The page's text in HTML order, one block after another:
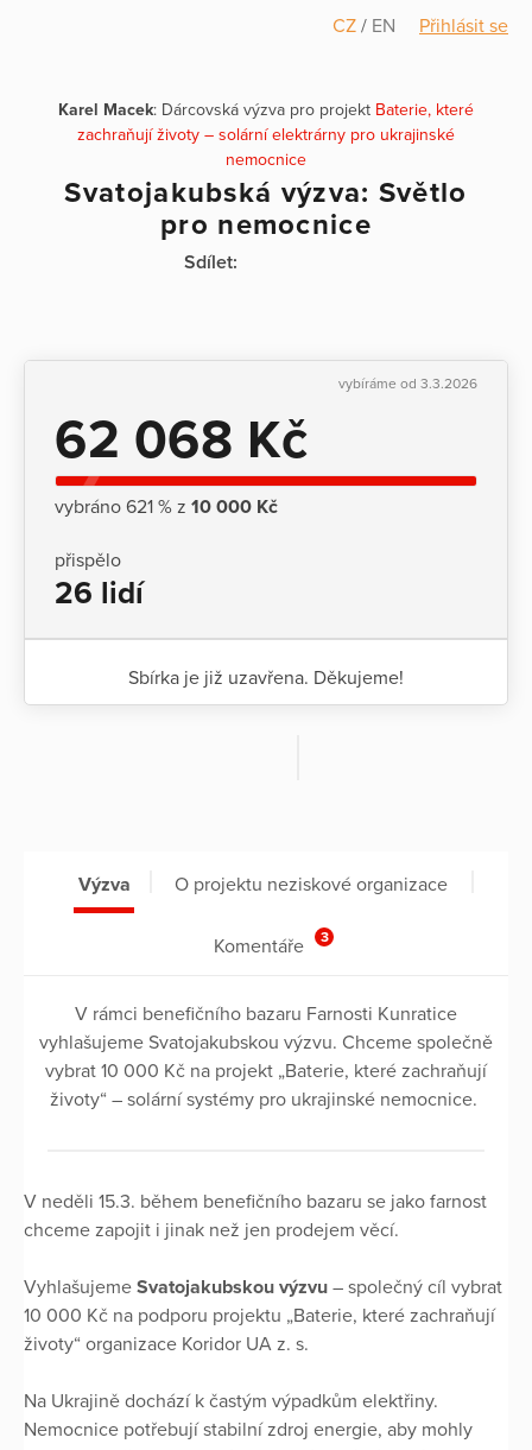
CZ / EN Přihlásit se
Karel Macek: Dárcovská výzva pro projekt Baterie, které
zachraňují životy – solární elektrárny pro ukrajinské
nemocnice
Svatojakubská výzva: Světlo
pro nemocnice
Sdílet:
vybíráme od 3.3.2026
62 068 Kč
vybráno 621 % z 10 000 Kč
přispělo
26 lidí
Sbírka je již uzavřena. Děkujeme!
Výzva O projektu neziskové organizace
Komentáře 3
V rámci benefičního bazaru Farnosti Kunratice
vyhlašujeme Svatojakubskou výzvu. Chceme společně
vybrat 10 000 Kč na projekt „Baterie, které zachraňují
životy“ – solární systémy pro ukrajinské nemocnice.
V neděli 15.3. během benefičního bazaru se jako farnost
chceme zapojit i jinak než jen prodejem věcí.
Vyhlašujeme Svatojakubskou výzvu – společný cíl vybrat
10 000 Kč na podporu projektu „Baterie, které zachraňují
životy“ organizace Koridor UA z. s.
Na Ukrajině dochází k častým výpadkům elektřiny.
Nemocnice potřebují stabilní zdroj energie, aby mohly